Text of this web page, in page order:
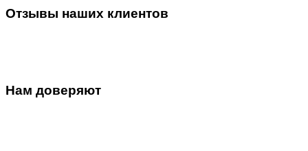
Отзывы наших клиентов
Нам доверяют